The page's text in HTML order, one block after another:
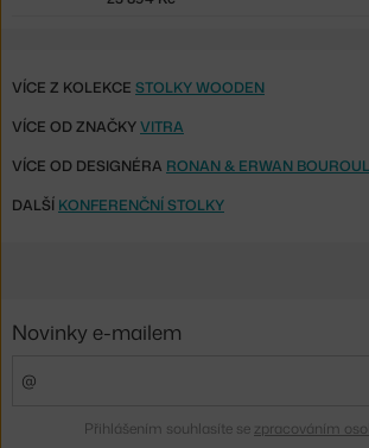
VÍCE Z KOLEKCE STOLKY WOODEN
VÍCE OD ZNAČKYVITRA
VÍCE OD DESIGNÉRA RONAN & ERWAN
DALŠÍ KONFERENČNÍ STOLKY
Novinky e-mailem
Přihlášením souhlasíte se zpracováním